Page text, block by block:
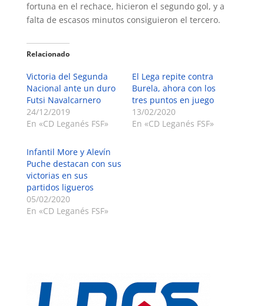
fortuna en el rechace, hicieron el segundo gol, y a
falta de escasos minutos consiguieron el tercero.
Relacionado
Victoria del Segunda
Nacional ante un duro
Futsi Navalcarnero
24/12/2019
En «CD Leganés FSF»
El Lega repite contra
Burela, ahora con los
tres puntos en juego
13/02/2020
En «CD Leganés FSF»
Infantil More y Alevín
Puche destacan con sus
victorias en sus
partidos ligueros
05/02/2020
En «CD Leganés FSF»